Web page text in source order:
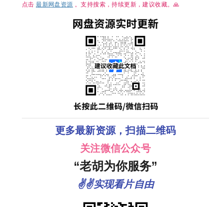
点击最新网盘资源 。支持搜索，持续更新，建议收藏。🙏
更多最新资源，扫描二维码
关注微信公众号
“老胡为你服务”
✌✌实现看片自由